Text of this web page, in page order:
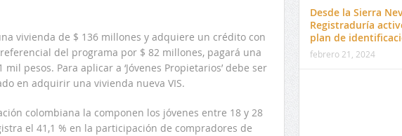
vivienda de $ 136 millones y adquiere un crédito con
del programa por $ 82 millones, pagará una
pesos. Para aplicar a ‘Jóvenes Propietarios’ debe ser
en adquirir una vivienda nueva VIS.
colombiana la componen los jóvenes entre 18 y 28
el 41,1 % en la participación de compradores de
Desde la Sierra
Registraduría
plan de
febrero 21, 2024